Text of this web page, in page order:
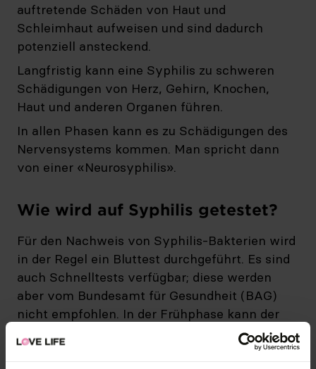
auftretende Schäden von Haut und
Schleimhaut aufweisen und sind dadurch
potenziell ansteckend.
Langfristig kann eine Syphilis zu schweren
Schädigungen von Herz, Gehirn, Knochen,
Haut und anderen Organen führen.
In allen Phasen kann es zu Schädigungen des
Nervensystems kommen. Man spricht dann
von einer «Neurosyphilis».
Wie wird auf Syphilis getestet?
Für den Nachweis von Syphilis-Bakterien wird
in der Regel ein Bluttest durchgeführt. Es sind
auch Schnelltests verfügbar; diese werden
aber vom Bundesamt für Gesundheit (BAG)
nicht empfohlen. In der Frühphase kann der
Erreger auch mittels Abstrich aus der
Verletzung der Schleimhaut nachgewiesen